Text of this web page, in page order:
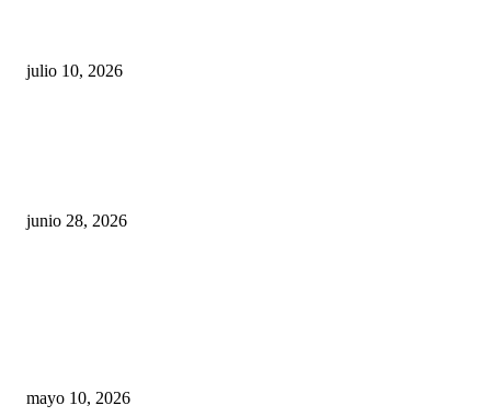
julio 10, 2026
junio 28, 2026
mayo 10, 2026